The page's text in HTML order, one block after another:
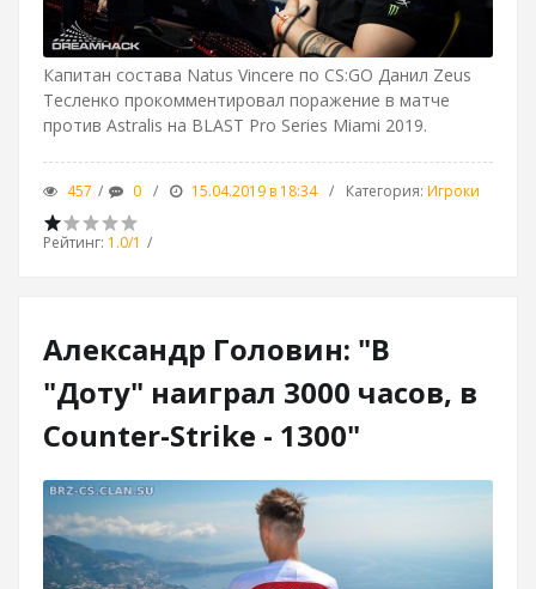
Капитан состава Natus Vincere по CS:GO Данил Zeus
Тесленко прокомментировал поражение в матче
против Astralis на BLAST Pro Series Miami 2019.
457 0 15.04.2019 в 18:34 Категория: Игроки
Рейтинг: 1.0/1
Александр Головин: "В
"Доту" наиграл 3000 часов, в
Counter-Strike - 1300"